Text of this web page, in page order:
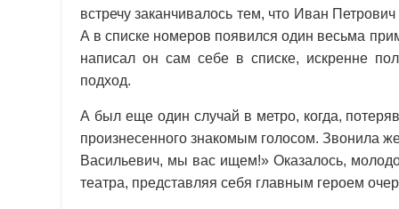
встречу заканчивалось тем, что Иван
А в списке номеров появился один весьма
написал он сам себе в списке, искренне
подход.
А был еще один случай в метро, когда,
произнесенного знакомым голосом. Звонила
Васильевич, мы вас ищем!» Оказалось,
театра, представляя себя главным героем